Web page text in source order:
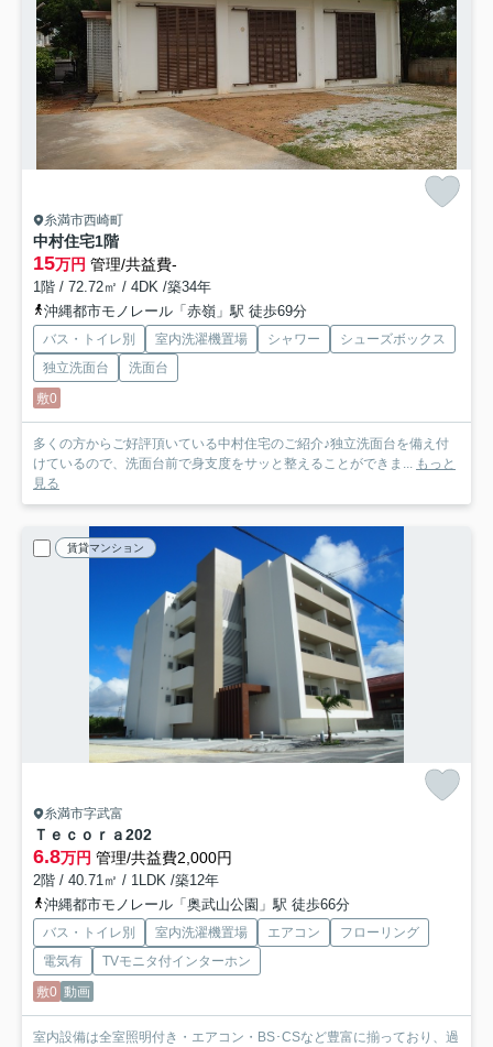
糸満市西崎町
中村住宅1階
15万円 管理/共益費-
1階 / 72.72㎡ / 4DK /築34年
沖縄都市モノレール「赤嶺」駅 徒歩69分
バス・トイレ別 室内洗濯機置場 シャワー
シューズボックス
独立洗面台
洗面台
敷0
多くの方からご好評頂いている中村住宅のご紹介♪独立洗面台を備え付
けているので、洗面台前で身支度をサッと整えることができま... もっと
見る
賃貸マンション
糸満市字武富
Ｔｅｃｏｒａ202
6.8万円 管理/共益費2,000円
2階 / 40.71㎡ / 1LDK /築12年
沖縄都市モノレール「奥武山公園」駅 徒歩66分
バス・トイレ別 室内洗濯機置場 エアコン
フローリング
電気有
TVモニタ付インターホン
敷0 動画
室内設備は全室照明付き・エアコン・BS･CSなど豊富に揃っており、過